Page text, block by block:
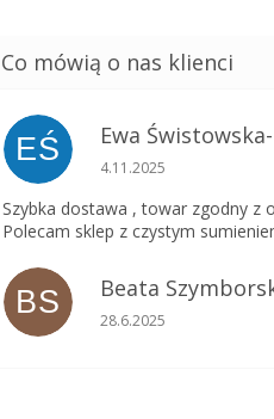
EŚ Ewa
Ocena sklepu to 5 na
4.11.2025
Szybka dostawa , towar zgodny z
Polecam sklep z czystym
BS Beata
Ocena sklepu to 5 na 5
28.6.2025